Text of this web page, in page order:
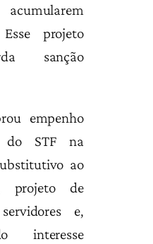
projeto
sanção
empenho
do STF na
ao
projeto de
e,
interesse